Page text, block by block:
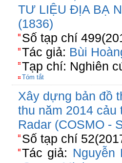
TƯ LIỆU ĐỊA BẠ
(1836)
Số tạp chí
Tác giả: Bùi
Tạp chí: Nghiên
Tóm tắt
Xây dựng bản đồ
thu năm 2014 cảu
Radar (COSMO -
Số tạp chí
Tác giả: Nguyễn